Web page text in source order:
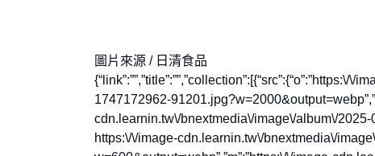
圖片來源 / 日清食品
1747172962-
cdn.learnin.tw\/bnextmedia\/image\/album\/
https:\/\/image-cdn.learnin.tw\/bnextmedia\/